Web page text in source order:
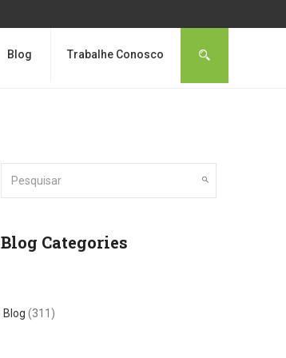
Blog Trabalhe Conosco
Blog Categories
Blog (311)